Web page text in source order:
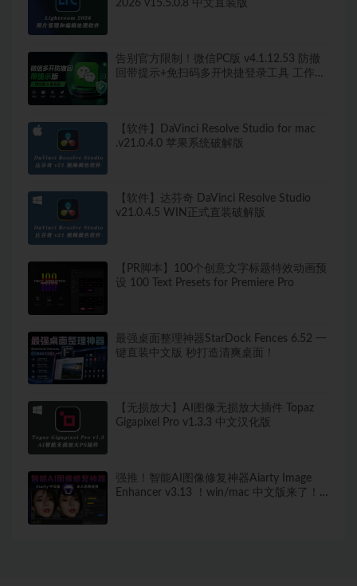
2026 v15.5.0.8 中文直装版
告别官方限制！微信PC版 v4.1.12.53 防撤
回带提示+免扫码多开快捷登录工具 工作生
【软件】DaVinci Resolve Studio for mac
.v21.0.4.0 苹果系统破解版
【软件】达芬奇 DaVinci Resolve Studio
v21.0.4.5 WIN正式直装破解版
【PR脚本】100个创意文字标题特效动画预
设 100 Text Presets for Premiere Pro
最强桌面整理神器StarDock Fences 6.52 一
键直装中文版 秒打造清爽桌面！
【无损放大】AI图像无损放大插件 Topaz
Gigapixel Pro v1.3.3 中文汉化版
强推！智能AI图像修复神器Aiarty Image
Enhancer v3.13 ！win/mac 中文版来了！